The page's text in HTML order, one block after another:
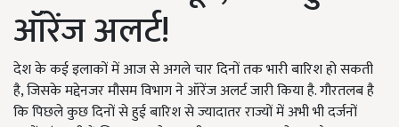
ऑरेंज अलर्ट!
देश के कई इलाकों में आज से अगले चार दिनों तक भारी बारिश हो सकती
है, जिसके मद्देनजर मौसम विभाग ने ऑरेंज अलर्ट जारी किया है. गौरतलब है
कि पिछले कुछ दिनों से हुई बारिश से ज्यादातर राज्यों में अभी भी दर्जनों